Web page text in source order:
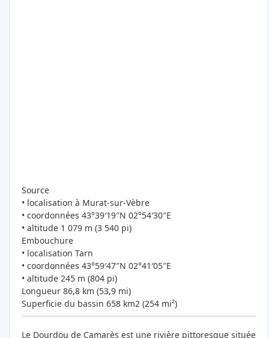
Source
• localisation à Murat-sur-Vèbre
• coordonnées 43°39′19″N 02°54′30″E
• altitude 1 079 m (3 540 pi)
Embouchure
• localisation Tarn
• coordonnées 43°59′47″N 02°41′05″E
• altitude 245 m (804 pi)
Longueur 86,8 km (53,9 mi)
Superficie du bassin 658 km2 (254 mi²)
Le Dourdou de Camarès est une rivière pittoresque située